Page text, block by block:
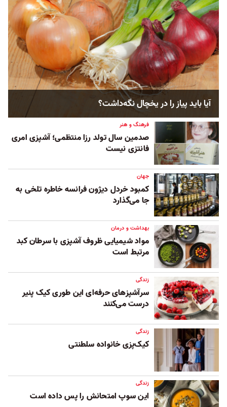
آیا باید پیاز را در یخچال نگه‌داشت؟
فرهنگ و هنر
صدمین سال تولد رزا منتظمی؛ آشپزی امری
فانتزی نیست
جهان
کمبود خردل دیژون فرانسه خاطره تلخی به
جا می‌گذارد
بهداشت و درمان
مواد شیمیایی ظروف آشپزی با سرطان کبد
مرتبط است
زندگی
سرآشپزهای حرفه‌ای این طوری کیک‌ پنیر
درست می‌کنند
زندگی
کیک‌پزی خانواده سلطنتی
زندگی
این سوپ امتحانش را پس داده است